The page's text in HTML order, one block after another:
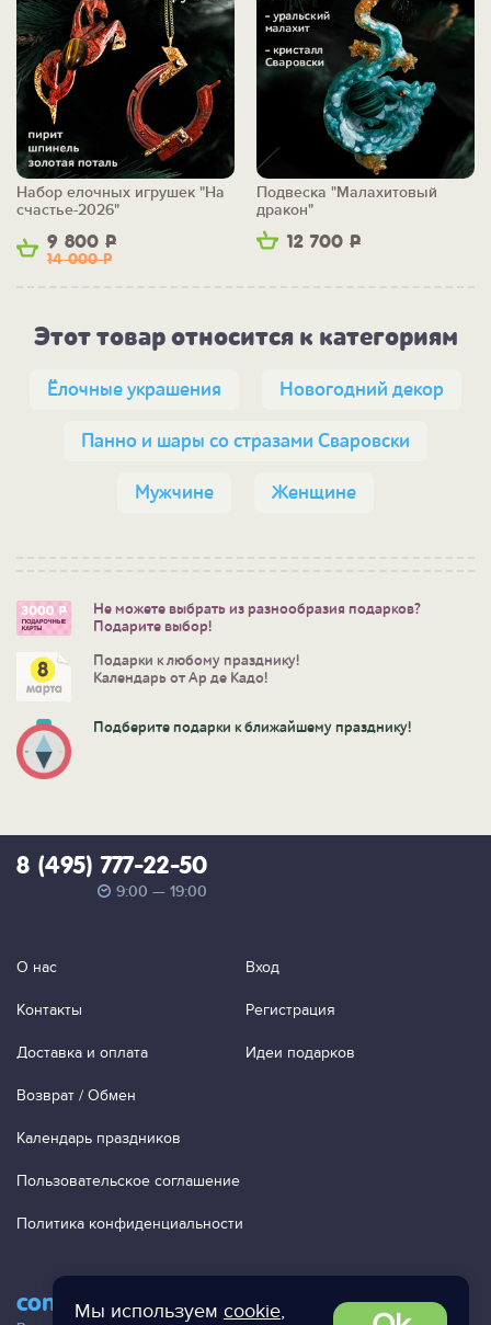
Мы используем cookie,
9 800 Р
14 000Р
Набор елочных игрушек "На
счастье-2026"
12 700 Р
Подвеска "Малахитовый
дракон"
Этот товар относится к категориям
Ёлочные украшения Новогодний декор
Панно и шары со стразами Сваровски
Мужчине Женщине
Не можете выбрать из разнообразия подарков?
Подарите выбор!
Подарки к любому празднику!
Календарь от Ар де Кадо!
Подберите подарки к ближайшему празднику!
contact@ac-studio.ru
8 (495) 777-22-50
9:00 — 19:00
О нас
Контакты
Доставка и оплата
Возврат / Обмен
Календарь праздников
Пользовательское соглашение
Политика конфиденциальности
Вход
Регистрация
Идеи подарков